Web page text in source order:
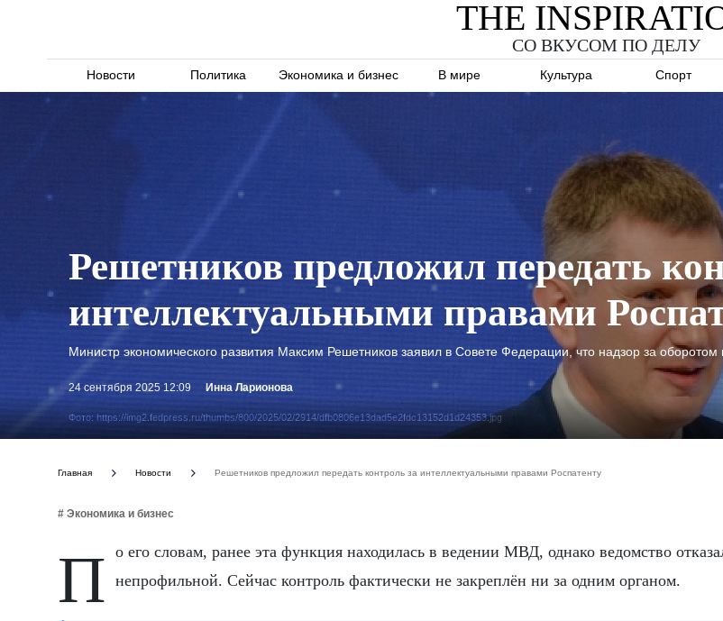
THE
СО ВКУСОМ ПО ДЕЛУ
Новости Политика Экономика и бизнес В мире Культура Спорт
Фото: https://img2.fedpress.ru/thumbs/800/2025/02/2914/dfb0806e13dad5e2fdc13152d1d24353.jpg
Решетников предложил передать
интеллектуальными правами
Министр экономического развития Максим Решетников заявил в Совете Федерации, что надзор за оборотом
24 сентября 2025 12:09 Инна Ларионова
Главная Новости Решетников предложил передать контроль за интеллектуальными правами Роспатенту
# Экономика и бизнес
По его словам, ранее эта функция находилась в ведении МВД, однако ведомство отказалось от неё как непрофильной. Сейчас контроль фактически не закреплён ни за одним органом.